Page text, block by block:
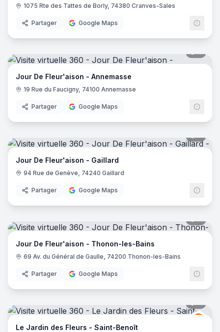
1075 Rte des Tattes de Borly, 74380 Cranves-Sales
Partager Google Maps
Jour De Fleur'aison - Annemasse
19 Rue du Faucigny, 74100 Annemasse
Partager Google Maps
Jour De Fleur'aison - Gaillard
94 Rue de Genève, 74240 Gaillard
Partager Google Maps
Jour De Fleur'aison - Thonon-les-Bains
69 Av. du Général de Gaulle, 74200 Thonon-les-Bains
Partager Google Maps
Le
Le Jardin des Fleurs - Saint-Benoît